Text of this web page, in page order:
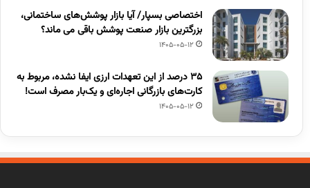
اختصاصی بسپار/ آیا بازار پوشش‌های ساختمانی،
بزرگترین بازار صنعت پوشش باقی می ماند؟
1405-05-12
۳۵ درصد از این تعهدات ارزی ایفا نشده، مربوط به
کارت‌های بازرگانی اجاره‌ای و یک‌بار مصرف است!
1405-05-12